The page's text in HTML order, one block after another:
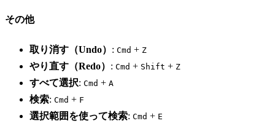
その他
取り消す（Undo） : Cmd + Z
やり直す（Redo） : Cmd + Shift + Z
すべて選択: Cmd + A
検索: Cmd + F
選択範囲を使って検索: Cmd + E